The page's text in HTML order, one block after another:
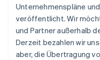
Unternehmenspläne
veröffentlicht. Wir
und Partner außerhalb
Derzeit bezahlen wir
aber, die Übertragung